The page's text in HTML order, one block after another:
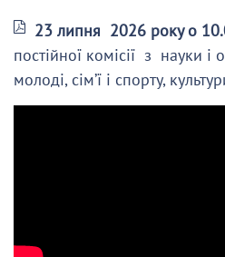
23 липня 2026 року о
постійної комісії з науки і
молоді, сім’ї і спорту,